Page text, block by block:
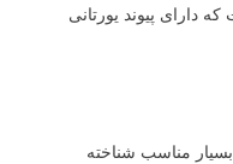
دارای پیوند یورتانی
مناسب شناخته